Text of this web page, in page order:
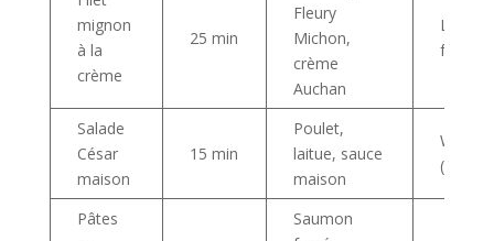
mignon
à la
crème
25 min
Fleury
Michon,
crème
Auchan
Leader
Salade
César
maison
15 min
Poulet,
laitue, sauce
maison
(poulet)
Pâtes
Saumon